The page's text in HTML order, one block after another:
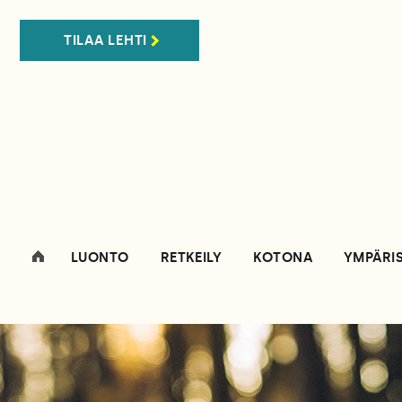
TILAA LEHTI
LUONTO RETKEILY KOTONA